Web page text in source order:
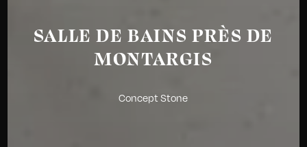
SALLE DE BAINS PRÈS DE
MONTARGIS
Concept Stone